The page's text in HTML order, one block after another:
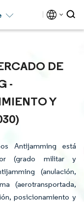
DE
-
Y
Antijamming está
(grado militar y
(anulación,
(aerotransportada,
posicionamiento y